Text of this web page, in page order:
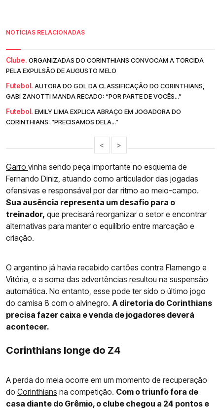
NOTÍCIAS RELACIONADAS
Clube. ORGANIZADAS DO CORINTHIANS CONVOCAM A TORCIDA
PELA EXPULSÃO DE AUGUSTO MELO
Futebol. AUTORA DO GOL DA CLASSIFICAÇÃO DO CORINTHIANS,
GABI ZANOTTI MANDA RECADO: “POR PARTE DE VOCÊS...”
Futebol. EMILY LIMA EXPLICA ABRAÇO EM JOGADORA DO
CORINTHIANS: “PRECISAMOS DELA...”
< >
Garro vinha sendo peça importante no esquema de
Fernando Diniz, atuando como articulador das jogadas
ofensivas e responsável por dar ritmo ao meio-campo.
Sua ausência representa um desafio para o
treinador, que precisará reorganizar o setor e encontrar
alternativas para manter o equilíbrio entre marcação e
criação.
O argentino já havia recebido cartões contra Flamengo e
Vitória, e a soma das advertências resultou na suspensão
automática. No entanto, esse pode ter sido o último jogo
do camisa 8 com o alvinegro. A diretoria do Corinthians
precisa fazer caixa e venda de jogadores deverá
acontecer.
Corinthians longe do Z4
A perda do meia ocorre em um momento de recuperação
do Corinthians na competição. Com o triunfo fora de
casa diante do Grêmio, o clube chegou a 24 pontos e